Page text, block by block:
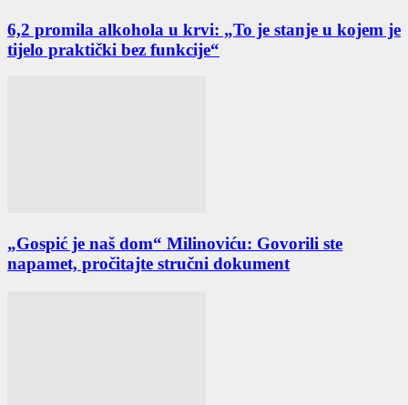
6,2 promila alkohola u krvi: „To je stanje u kojem je
tijelo praktički bez funkcije“
„Gospić je naš dom“ Milinoviću: Govorili ste
napamet, pročitajte stručni dokument